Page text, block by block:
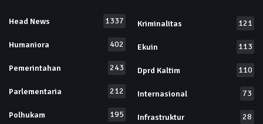
Head News 1337
Humaniora 402
Pemerintahan 243
Parlementaria 212
Polhukam 195
Kriminalitas 121
Ekuin 113
Dprd Kaltim 110
Internasional 73
Infrastruktur 28